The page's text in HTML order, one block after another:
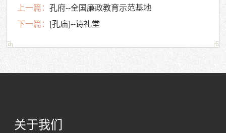
上一篇：孔府--全国廉政教育示范基地
下一篇： [孔庙]--诗礼堂
关于我们